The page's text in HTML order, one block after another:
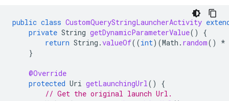
public class CustomQueryStringLauncherActivity
private String getDynamicParameterValue()
{
return String .valueOf((int)(Math . random()
*
}
@Override
protected Uri getLaunchingUrl()
{
// Get the original launch Url.